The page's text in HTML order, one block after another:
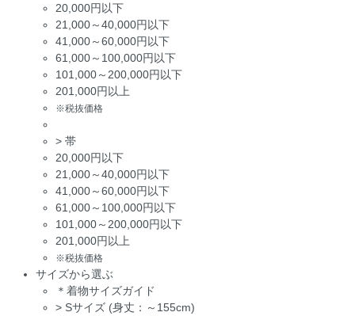
20,000円以下
21,000～40,000円以下
41,000～60,000円以下
61,000～100,000円以下
101,000～200,000円以下
201,000円以上
※税抜価格
> 帯
20,000円以下
21,000～40,000円以下
41,000～60,000円以下
61,000～100,000円以下
101,000～200,000円以下
201,000円以上
※税抜価格
サイズから選ぶ
＊着物サイズガイド
> Sサイズ (身丈：～155cm)